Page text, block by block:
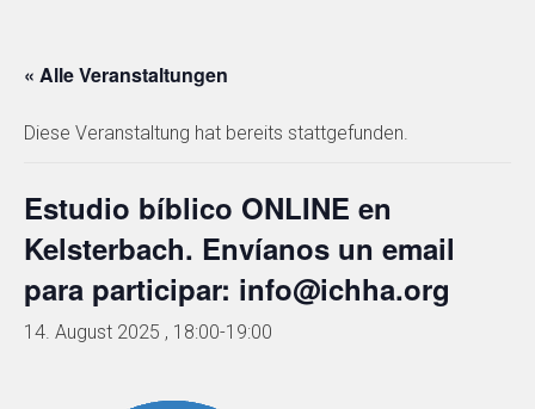
« Alle Veranstaltungen
Diese Veranstaltung hat bereits stattgefunden.
Estudio bíblico ONLINE en
Kelsterbach. Envíanos un email
para participar: info@ichha.org
14. August 2025 , 18:00-19:00